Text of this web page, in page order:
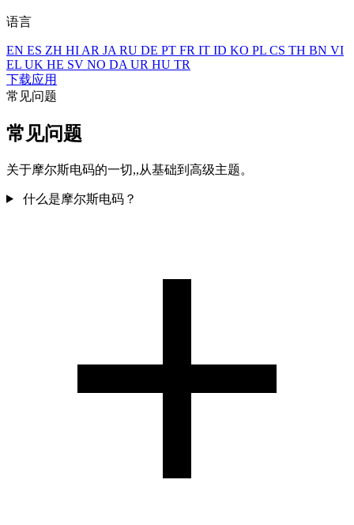
语言
EN ES ZH HI AR JA RU DE PT FR IT ID KO PL CS TH BN VI
EL UK HE SV NO DA UR HU TR
下载应用
常见问题
常见问题
关于摩尔斯电码的一切,,从基础到高级主题。
什么是摩尔斯电码？